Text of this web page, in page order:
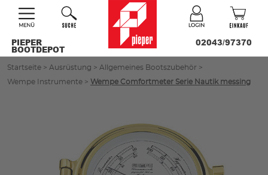
PIEPER
BOOTDEPOT
02043/97370
Startseite > Ausrüstung > Allgemeines Bootszubehör >
Wempe Instrumente > Wempe Comfortmeter Serie Nautik messing